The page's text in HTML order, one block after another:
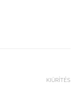
KIÜRÍTÉS